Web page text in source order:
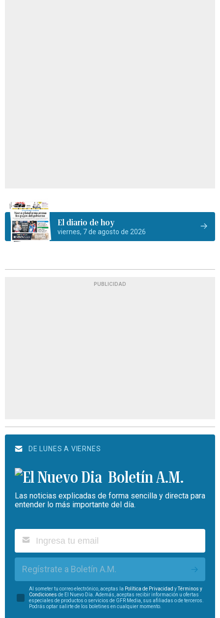
El diario de hoy
viernes, 7 de agosto de 2026
PUBLICIDAD
DE LUNES A VIERNES
Boletín A.M.
Las noticias explicadas de forma sencilla y directa para
entender lo más importante del día.
Regístrate a Boletín A.M.
Al someter tu correo electrónico, aceptas la Política de Privacidad y
Términos y
Condiciones de El Nuevo Día. Además, aceptas recibir información u ofertas
especiales de productos o servicios de GFR Media, sus afiliadas o de terceros.
Podrás optar salirte de los boletines en cualquier momento.